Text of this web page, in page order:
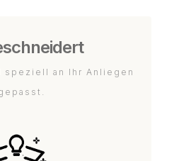
speziell an Ihr Anliegen